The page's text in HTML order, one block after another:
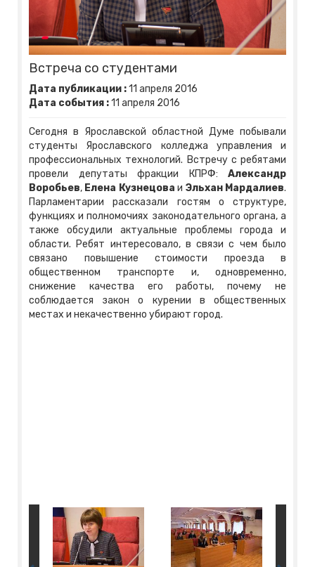
Встреча со студентами
Дата публикации :11 апреля 2016
Дата события :11 апреля 2016
Сегодня в Ярославской областной Думе побывали
студенты Ярославского колледжа управления и
профессиональных технологий. Встречу с ребятами
провели депутаты фракции КПРФ: Александр
Воробьев, Елена Кузнецова и Эльхан Мардалиев.
Парламентарии рассказали гостям о структуре,
функциях и полномочиях законодательного органа, а
также обсудили актуальные проблемы города и
области. Ребят интересовало, в связи с чем было
связано повышение стоимости проезда в
общественном транспорте и, одновременно,
снижение качества его работы, почему не
соблюдается закон о курении в общественных
местах и некачественно убирают город.